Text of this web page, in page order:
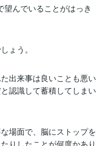
んでいることがはっき
ょう。
出来事は良いことも悪い
認識して蓄積してしまい
場面で、脳にストップを
りしたことが何度かあり